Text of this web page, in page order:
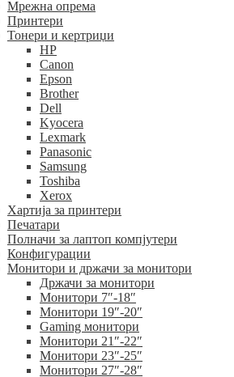
Мрежна опрема
Принтери
Тонери и кертриџи
HP
Canon
Epson
Brother
Dell
Kyocera
Lexmark
Panasonic
Samsung
Toshiba
Xerox
Хартија за принтери
Печатари
Полначи за лаптоп компјутери
Конфигурации
Монитори и држачи за монитори
Држачи за монитори
Монитори 7″-18″
Монитори 19″-20″
Gaming монитори
Монитори 21″-22″
Монитори 23″-25″
Монитори 27″-28″